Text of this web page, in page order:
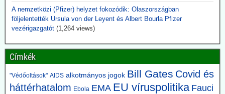
ukrán tudósokat.
Aki eddig ezt szóba hozta, megkapta jelzőjét: Alusipkás
összeesküvés-teoretikus.
2026.06.14. JonFleetwood.com: A CDC csöndben
beismeri, hogy a génszekvenálás önmagában
A CDC a legújabb USA kanyaróesetek kapcsán csöndben beismeri,
hogy a génszekvenálás eredményei önmagukban nem tekinthetők
A nemzetközi (Pfizer) helyzet fokozódik: Olaszországban
följelentették Ursula von der Leyent és Albert Bourla Pfizer
vezérigazgatót (1,264 views)
Címkék
"Védőoltások" AIDS alkotmányos jogok Bill Gates Covid és
háttérhatalom Ebola EMA EU víruspolitika Fauci